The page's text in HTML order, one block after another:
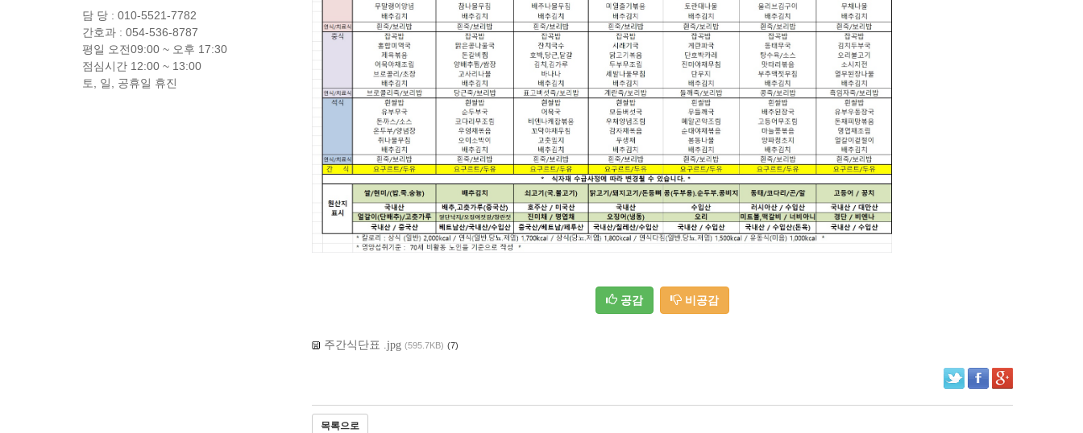
담 당 : 010-5521-7782
간호과 : 054-536-8787
평일 오전09:00 ~ 오후 17:30
점심시간 12:00 ~ 13:00
토, 일, 공휴일 휴진
공감 비공감
주간식단표 .jpg (595.7KB) (7)
목록으로